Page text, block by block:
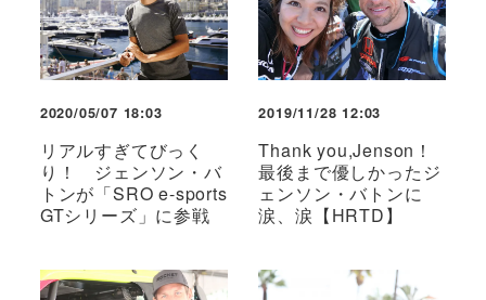
2020/05/07 18:03
リアルすぎてびっく
り！ ジェンソン・バ
トンが「SRO e-sports
GTシリーズ」に参戦
2019/11/28 12:03
Thank you,Jenson！
最後まで優しかったジ
ェンソン・バトンに
涙、涙【HRTD】